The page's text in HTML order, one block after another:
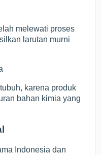
melewati proses
larutan murni
karena produk
bahan kimia yang
Indonesia dan